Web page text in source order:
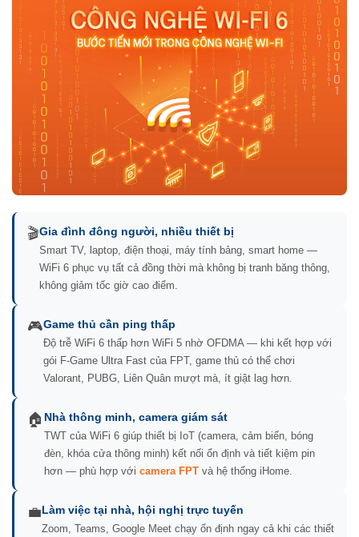
🎬Gia đình đông người, nhiều thiết bị
Smart TV, laptop, điện thoại, máy tính bảng, smart home —
WiFi 6 phục vụ tất cả đồng thời mà không bị tranh băng thông,
không giảm tốc giờ cao điểm.
🎮Game thủ cần ping thấp
Độ trễ WiFi 6 thấp hơn WiFi 5 nhờ OFDMA — khi kết hợp với
gói F-Game Ultra Fast của FPT, game thủ có thể chơi
Valorant, PUBG, Liên Quân mượt mà, ít giật lag hơn.
🏠 Nhà thông minh, camera giám sát
TWT của WiFi 6 giúp thiết bị IoT (camera, cảm biến, bóng
đèn, khóa cửa thông minh) kết nối ổn định và tiết kiệm pin
hơn — phù hợp với camera FPT và hệ thống iHome.
💼Làm việc tại nhà, hội nghị trực tuyến
Zoom, Teams, Google Meet chạy ổn định ngay cả khi các thiết